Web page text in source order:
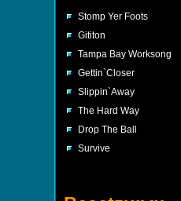
Stomp Yer Foots
Gititon
Tampa Bay Worksong
Gettin`Closer
Slippin`Away
The Hard Way
Drop The Ball
Survive